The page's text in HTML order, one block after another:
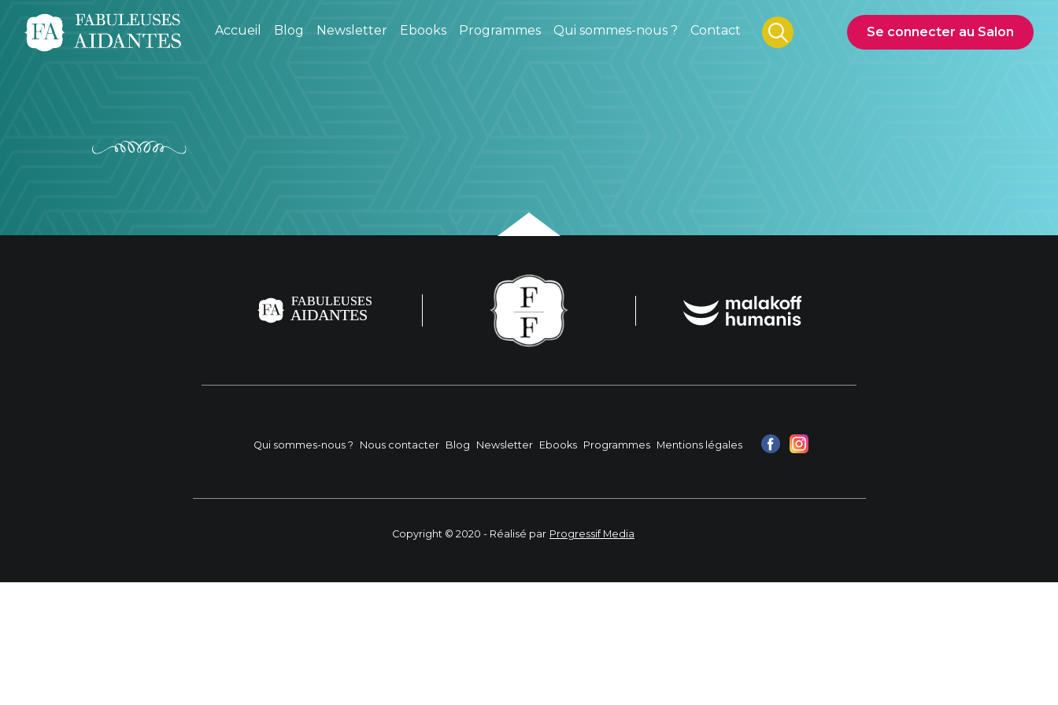
Accueil Blog Newsletter Ebooks Programmes Qui sommes-nous ? Contact Se connecter au Salon
Qui sommes-nous ? Nous contacter Blog Newsletter Ebooks Programmes Mentions légales
Copyright © 2020 - Réalisé par Progressif Media